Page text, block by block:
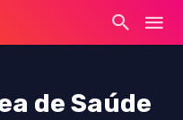
de Saúde